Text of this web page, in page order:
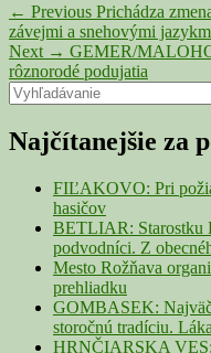
Navigácia
v
článku
← Previous Previous
post:
Prichádza
závejmi a snehovými
Next → Next
post:
GEMER/
rôznorodé podujatia
Primary
Sidebar
Widget
Area
Search
for:
Najčítanejšie za
FIĽAKOVO: Pri
hasičov
BETLIAR: Starostku
podvodníci. Z
Mesto Rožňava
prehliadku
GOMBASEK:
storočnú tradíciu.
HRNČIARSKA VES: